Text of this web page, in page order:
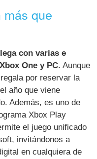
más que
llega con varias e
One y PC. Aunque
por reservar la
año que viene
Además, es uno de
Xbox Play
el juego unificado
invitándonos a
en cualquiera de